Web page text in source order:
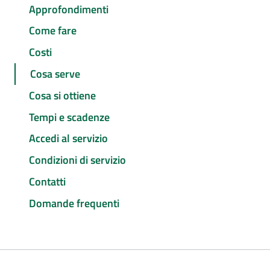
Approfondimenti
Come fare
Costi
Cosa serve
Cosa si ottiene
Tempi e scadenze
Accedi al servizio
Condizioni di servizio
Contatti
Domande frequenti